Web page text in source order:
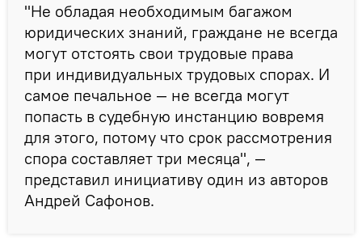
"Не обладая необходимым багажом
юридических знаний, граждане не всегда
могут отстоять свои трудовые права
при индивидуальных трудовых спорах. И
самое печальное — не всегда могут
попасть в судебную инстанцию вовремя
для этого, потому что срок рассмотрения
спора составляет три месяца", —
представил инициативу один из авторов
Андрей Сафонов.